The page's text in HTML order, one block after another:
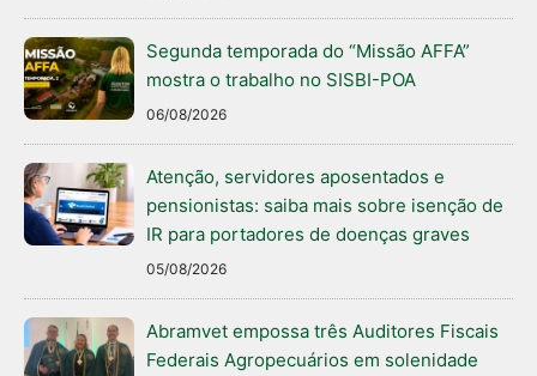
Segunda temporada do “Missão AFFA”
mostra o trabalho no SISBI-POA
06/08/2026
Atenção, servidores aposentados e
pensionistas: saiba mais sobre isenção de
IR para portadores de doenças graves
05/08/2026
Abramvet empossa três Auditores Fiscais
Federais Agropecuários em solenidade